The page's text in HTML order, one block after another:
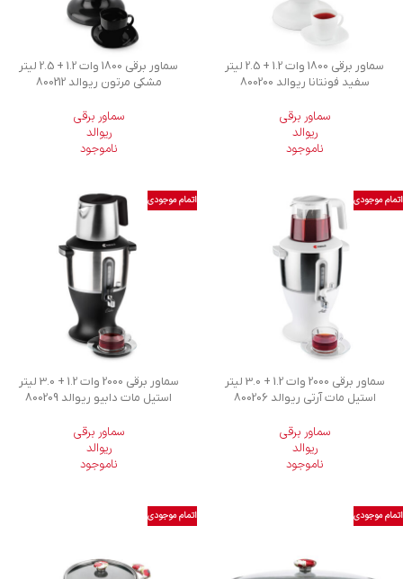
سماور برقی 1800 وات 1.2 + 2.5 لیتر
سفید فونتانا ریوالد 800200
سماور برقی
ریوالد
ناموجود
سماور برقی 1800 وات 1.2 + 2.5 لیتر
مشکی مرتون ریوالد 800212
سماور برقی
ریوالد
ناموجود
اتمام موجودی
سماور برقی 2000 وات 1.2 + 3.0 لیتر
استیل مات آرتی ریوالد 800206
سماور برقی
ریوالد
ناموجود
اتمام موجودی
سماور برقی 2000 وات 1.2 + 3.0 لیتر
استیل مات دابیو ریوالد 800209
سماور برقی
ریوالد
ناموجود
اتمام موجودی اتمام موجودی